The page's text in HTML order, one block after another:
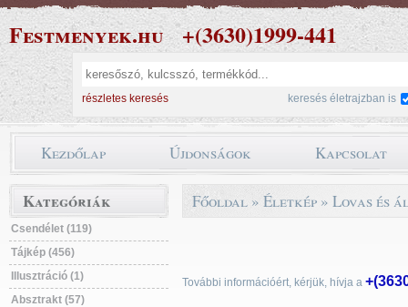
Festmenyek.hu +(3630)1999-441
részletes keresés keresés életrajzban is
Kezdőlap Újdonságok Kapcsolat
Kategóriák
Csendélet (119)
Tájkép (456)
Illusztráció (1)
Absztrakt (57)
Főoldal » Életkép » Lovas és
További információért, kérjük, hívja a